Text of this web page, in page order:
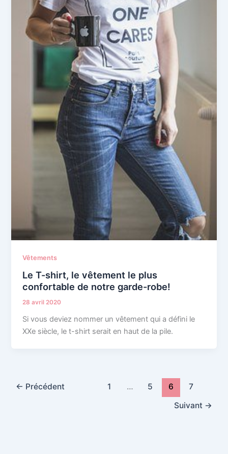
Vêtements
Le T-shirt, le vêtement le plus
confortable de notre garde-robe!
28 avril 2020
Si vous deviez nommer un vêtement qui a défini le
XXe siècle, le t-shirt serait en haut de la pile.
← Précédent 1 … 5 6
7
Suivant →